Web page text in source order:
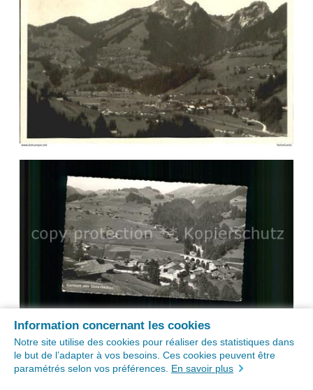
Information concernant les cookies
Notre site utilise des cookies pour réaliser des statistiques dans
le but de l’adapter à vos besoins. Ces cookies peuvent être
paramétrés selon vos préférences. En savoir plus